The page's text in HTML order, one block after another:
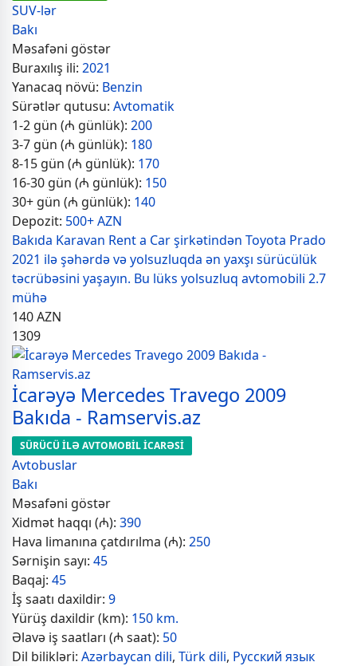
SUV-lər
Bakı
Məsafəni göstər
Buraxılış ili: 2021
Yanacaq növü: Benzin
Sürətlər qutusu: Avtomatik
1-2 gün (₼ günlük): 200
3-7 gün (₼ günlük): 180
8-15 gün (₼ günlük): 170
16-30 gün (₼ günlük): 150
30+ gün (₼ günlük): 140
Depozit: 500+ AZN
Bakıda Karavan Rent a Car şirkətindən Toyota Prado
2021 ilə şəhərdə və yolsuzluqda ən yaxşı sürücülük
təcrübəsini yaşayın. Bu lüks yolsuzluq avtomobili 2.7
mühə
140AZN
1309
İcarəyə Mercedes Travego 2009
Bakıda - Ramservis.az
SÜRÜCÜ İLƏ AVTOMOBİL İCARƏSİ
Avtobuslar
Bakı
Məsafəni göstər
Xidmət haqqı (₼): 390
Hava limanına çatdırılma (₼): 250
Sərnişin sayı: 45
Baqaj: 45
İş saatı daxildir: 9
Yürüş daxildir (km): 150 km.
Əlavə iş saatları (₼ saat): 50
Dil bilikləri: Azərbaycan dili, Türk dili, Русский язык